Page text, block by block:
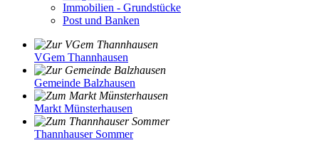
Immobilien - Grundstücke
Post und Banken
VGem Thannhausen
Gemeinde Balzhausen
Markt Münsterhausen
Thannhauser Sommer